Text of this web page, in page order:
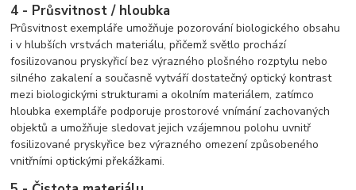
4 - Průsvitnost / hloubka
Průsvitnost exempláře umožňuje pozorování biologického obsahu
i v hlubších vrstvách materiálu, přičemž světlo prochází
fosilizovanou pryskyřicí bez výrazného plošného rozptylu nebo
silného zakalení a současně vytváří dostatečný optický kontrast
mezi biologickými strukturami a okolním materiálem, zatímco
hloubka exempláře podporuje prostorové vnímání zachovaných
objektů a umožňuje sledovat jejich vzájemnou polohu uvnitř
fosilizované pryskyřice bez výrazného omezení způsobeného
vnitřními optickými překážkami.